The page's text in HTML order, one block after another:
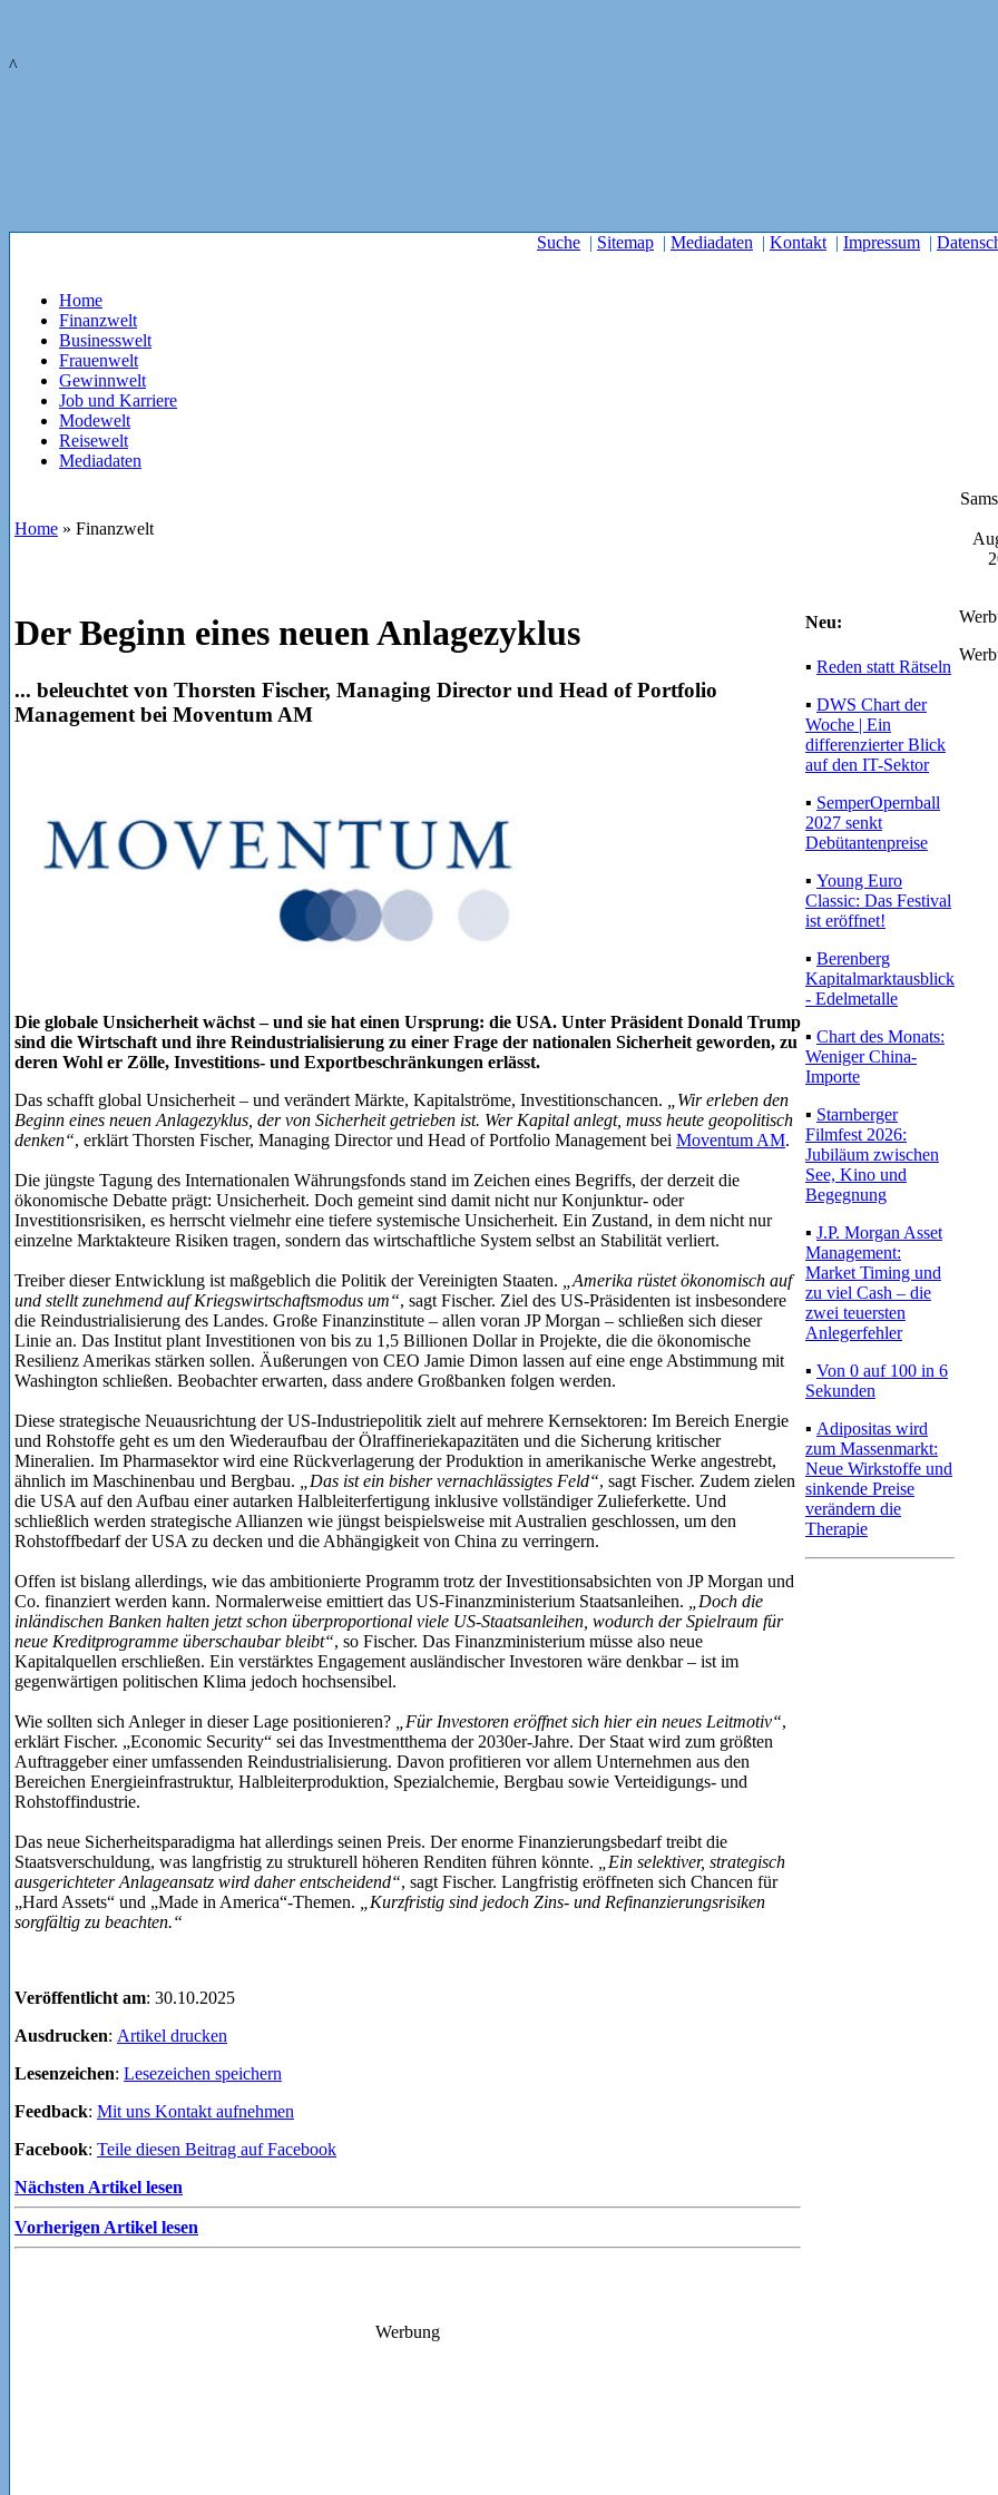
^
Suche | Sitemap | Mediadaten | Kontakt | Impressum |
Home
Finanzwelt
Businesswelt
Frauenwelt
Gewinnwelt
Job und Karriere
Modewelt
Reisewelt
Mediadaten
Home » Finanzwelt
Der Beginn eines neuen Anlagezyklus
... beleuchtet von Thorsten Fischer, Managing Director und Head of Portfolio
Management bei Moventum AM
Die globale Unsicherheit wächst – und sie hat einen Ursprung: die USA. Unter Präsident Donald Trump
sind die Wirtschaft und ihre Reindustrialisierung zu einer Frage der nationalen Sicherheit geworden, zu
deren Wohl er Zölle, Investitions- und Exportbeschränkungen erlässt.
Das schafft global Unsicherheit – und verändert Märkte, Kapitalströme, Investitionschancen.
„Wir erleben den
Beginn eines neuen Anlagezyklus, der von Sicherheit getrieben ist. Wer Kapital anlegt, muss heute geopolitisch
denken“, erklärt Thorsten Fischer, Managing Director und Head of Portfolio Management bei Moventum AM.
Die jüngste Tagung des Internationalen Währungsfonds stand im Zeichen eines Begriffs, der derzeit die
ökonomische Debatte prägt: Unsicherheit. Doch gemeint sind damit nicht nur Konjunktur- oder
Investitionsrisiken, es herrscht vielmehr eine tiefere systemische Unsicherheit. Ein Zustand, in dem nicht nur
einzelne Marktakteure Risiken tragen, sondern das wirtschaftliche System selbst an Stabilität verliert.
Treiber dieser Entwicklung ist maßgeblich die Politik der Vereinigten Staaten.
„Amerika rüstet ökonomisch auf
und stellt zunehmend auf Kriegswirtschaftsmodus um“, sagt Fischer. Ziel des US-Präsidenten ist insbesondere
die Reindustrialisierung des Landes. Große Finanzinstitute – allen voran JP Morgan – schließen sich dieser
Linie an. Das Institut plant Investitionen von bis zu 1,5 Billionen Dollar in Projekte, die die ökonomische
Resilienz Amerikas stärken sollen. Äußerungen von CEO Jamie Dimon lassen auf eine enge Abstimmung mit
Washington schließen. Beobachter erwarten, dass andere Großbanken folgen werden.
Diese strategische Neuausrichtung der US-Industriepolitik zielt auf mehrere Kernsektoren: Im Bereich Energie
und Rohstoffe geht es um den Wiederaufbau der Ölraffineriekapazitäten und die Sicherung kritischer
Mineralien. Im Pharmasektor wird eine Rückverlagerung der Produktion in amerikanische Werke angestrebt,
ähnlich im Maschinenbau und Bergbau.
„Das ist ein bisher vernachlässigtes Feld“, sagt Fischer. Zudem zielen
die USA auf den Aufbau einer autarken Halbleiterfertigung inklusive vollständiger Zulieferkette. Und
schließlich werden strategische Allianzen wie jüngst beispielsweise mit Australien geschlossen, um den
Rohstoffbedarf der USA zu decken und die Abhängigkeit von China zu verringern.
Offen ist bislang allerdings, wie das ambitionierte Programm trotz der Investitionsabsichten von JP Morgan und
Co. finanziert werden kann. Normalerweise emittiert das US-Finanzministerium Staatsanleihen.
„Doch die
inländischen Banken halten jetzt schon überproportional viele US-Staatsanleihen, wodurch der Spielraum für
neue Kreditprogramme überschaubar bleibt“, so Fischer. Das Finanzministerium müsse also neue
Kapitalquellen erschließen. Ein verstärktes Engagement ausländischer Investoren wäre denkbar – ist im
gegenwärtigen politischen Klima jedoch hochsensibel.
Wie sollten sich Anleger in dieser Lage positionieren? „Für Investoren eröffnet sich hier ein neues Leitmotiv“,
erklärt Fischer. „Economic Security“ sei das Investmentthema der 2030er-Jahre. Der Staat wird zum größten
Auftraggeber einer umfassenden Reindustrialisierung. Davon profitieren vor allem Unternehmen aus den
Bereichen Energieinfrastruktur, Halbleiterproduktion, Spezialchemie, Bergbau sowie Verteidigungs- und
Rohstoffindustrie.
Das neue Sicherheitsparadigma hat allerdings seinen Preis. Der enorme Finanzierungsbedarf treibt die
Staatsverschuldung, was langfristig zu strukturell höheren Renditen führen könnte.
„Ein selektiver, strategisch
ausgerichteter Anlageansatz wird daher entscheidend“, sagt Fischer. Langfristig eröffneten sich Chancen für
„Hard Assets“ und „Made in America“-Themen.
„Kurzfristig sind jedoch Zins- und Refinanzierungsrisiken
sorgfältig zu beachten.“
Veröffentlicht am: 30.10.2025
Ausdrucken: Artikel drucken
Lesenzeichen: Lesezeichen speichern
Feedback: Mit uns Kontakt aufnehmen
Facebook: Teile diesen Beitrag auf Facebook
Nächsten Artikel lesen
Vorherigen Artikel lesen
Neu:
▪ Reden statt Rätseln
▪ DWS Chart der
Woche | Ein
differenzierter Blick
auf den IT-Sektor
▪ SemperOpernball
2027 senkt
Debütantenpreise
▪ Young Euro
Classic: Das Festival
ist eröffnet!
▪ Berenberg
Kapitalmarktausblick
- Edelmetalle
▪ Chart des Monats:
Weniger China-
Importe
▪ Starnberger
Filmfest 2026:
Jubiläum zwischen
See, Kino und
Begegnung
▪ J.P. Morgan Asset
Management:
Market Timing und
zu viel Cash – die
zwei teuersten
Anlegerfehler
▪ Von 0 auf 100 in 6
Sekunden
▪ Adipositas wird
zum Massenmarkt:
Neue Wirkstoffe und
sinkende Preise
verändern die
Therapie
Werbung